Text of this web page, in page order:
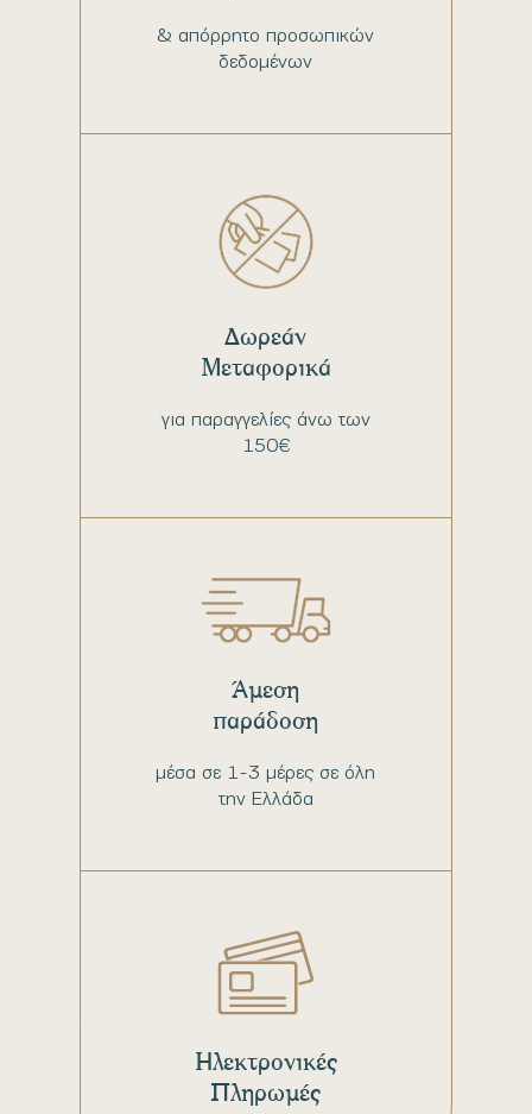
& απόρρητο προσωπικών
δεδομένων
για παραγγελίες άνω των
150€
Δωρεάν
Μεταφορικά
μέσα σε 1-3 μέρες σε όλη
την Ελλάδα
Άμεση
παράδοση
Ηλεκτρονικές
Πληρωμές